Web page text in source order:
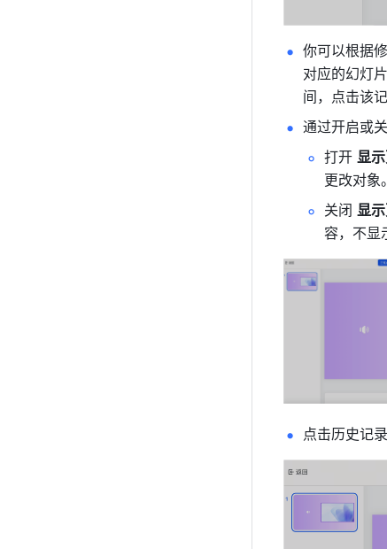
你可以根据
对应的幻灯
间，点击该
通过开启或
打开 显
更改对象。
关闭 显
容，不显
点击历史记